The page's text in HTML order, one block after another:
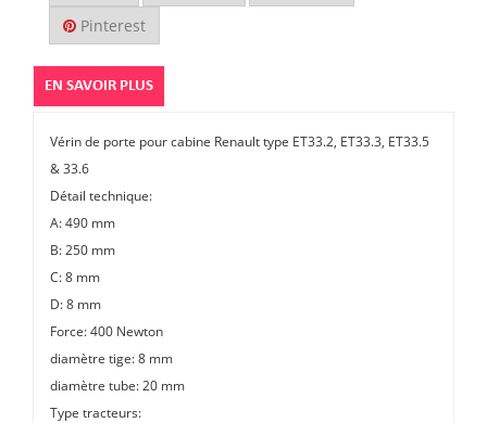
Pinterest
EN SAVOIR PLUS
Vérin de porte pour cabine Renault type ET33.2, ET33.3, ET33.5
& 33.6
Détail technique:
A: 490 mm
B: 250 mm
C: 8 mm
D: 8 mm
Force: 400 Newton
diamètre tige: 8 mm
diamètre tube: 20 mm
Type tracteurs: